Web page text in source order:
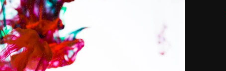
品
アシスタント
画像生成ツール
動画生成ツール
Academy
ドキュメント
サポート
利用規約
会社概要
Reviews